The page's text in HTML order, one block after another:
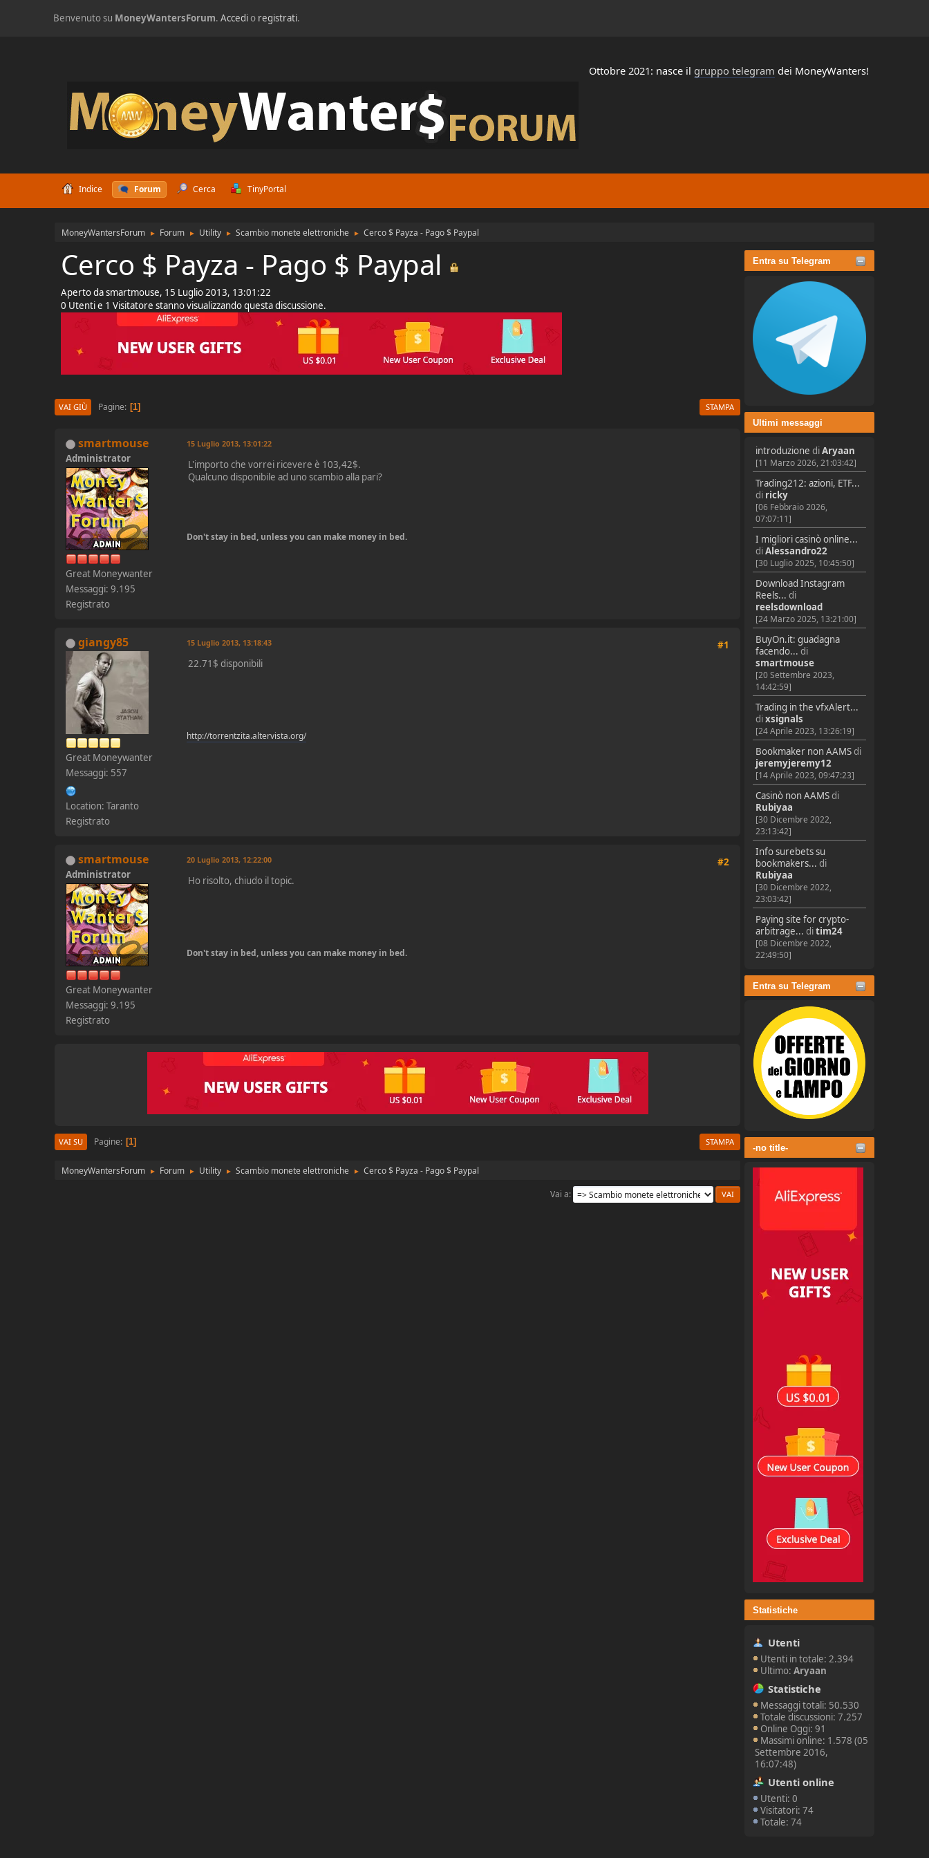
Benvenuto su MoneyWantersForum.Accedio registrati.
Ottobre 2021: nasce il gruppo telegram dei MoneyWanters!
Indice Forum Cerca TinyPortal
MoneyWantersForum ► Forum ► Utility ► Scambio monete elettroniche ► Cerco $ Payza - Pago $ Paypal
Entra su Telegram
Ultimi messaggi
introduzione diAryaan
[11 Marzo 2026, 21:03:42]
Trading212: azioni, ETF...
di ricky
[06 Febbraio 2026,
07:07:11]
I migliori casinò online...
diAlessandro22
[30 Luglio 2025, 10:45:50]
Download Instagram
Reels... di
reelsdownload
[24 Marzo 2025, 13:21:00]
BuyOn.it: guadagna
facendo... di
smartmouse
[20 Settembre 2023,
14:42:59]
Trading in the vfxAlert...
dixsignals
[24 Aprile 2023, 13:26:19]
Bookmaker non AAMSdi
jeremyjeremy12
[14 Aprile 2023, 09:47:23]
Casinò non AAMSdi
Rubiyaa
[30 Dicembre 2022,
23:13:42]
Info surebets su
bookmakers... di
Rubiyaa
[30 Dicembre 2022,
23:03:42]
Paying site for crypto-
arbitrage... ditim24
[08 Dicembre 2022,
22:49:50]
Entra su Telegram
-no title-
Statistiche
Utenti
Utenti in totale: 2.394
Ultimo:Aryaan
Statistiche
Messaggi totali: 50.530
Totale discussioni: 7.257
Online Oggi: 91
Massimi online: 1.578 (05
Settembre 2016,
16:07:48)
Utenti online
Utenti: 0
Visitatori: 74
Totale: 74
Cerco $ Payza - Pago $ Paypal
Aperto da smartmouse, 15 Luglio 2013, 13:01:22
0 Utenti e 1 Visitatore stanno visualizzando questa discussione.
STAMPA
VAI GIÙ Pagine 1
smartmouse
Administrator
Great Moneywanter
Messaggi: 9.195
Registrato
15 Luglio 2013, 13:01:22
L'importo che vorrei ricevere è 103,42$.
Qualcuno disponibile ad uno scambio alla pari?
Don't stay in bed, unless you can make money in bed.
giangy85
Great Moneywanter
Messaggi: 557
Location: Taranto
Registrato
#1
15 Luglio 2013, 13:18:43
22.71$ disponibili
http://torrentzita.altervista.org/
smartmouse
Administrator
Great Moneywanter
Messaggi: 9.195
Registrato
#2
20 Luglio 2013, 12:22:00
Ho risolto, chiudo il topic.
Don't stay in bed, unless you can make money in bed.
STAMPA
VAI SU Pagine 1
MoneyWantersForum ► Forum ► Utility ► Scambio monete elettroniche ►
Cerco $ Payza - Pago $ Paypal
Vai a